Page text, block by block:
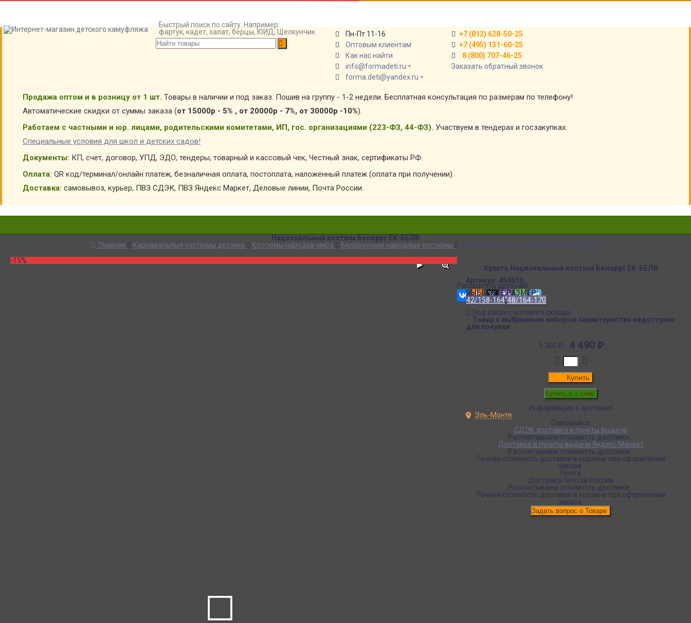
Быстрый поиск по сайту. Например:
фартук, кадет, халат, берцы, ЮИД, Щелкунчик
Пн-Пт 11-16
Оптовым клиентам
Как нас найти
info@formadeti.ru
forma.deti@yandex.ru
+7 (812) 628-50-25
+7 (495) 131-60-25
8 (800) 707-46-25
Заказать обратный звонок
Продажа оптом и в розницу от 1 шт. Товары в наличии и под заказ. Пошив на группу - 1-2 недели. Бесплатная консультация по размерам по телефону!
Автоматические скидки от суммы заказа (от 15000р - 5% , от 20000р - 7%, от 30000р -10%).
Работаем с частными и юр. лицами, родительскими комитетами, ИП, гос. организациями (223-ФЗ, 44-ФЗ). Участвуем в тендерах и госзакупках.
Специальные условия для школ и детских садов!
Документы: КП, счет, договор, УПД, ЭДО, тендеры, товарный и кассовый чек, Честный знак, сертификаты РФ.
Оплата: QR код/терминал/онлайн платеж, безналичная оплата, постоплата, наложенный платеж (оплата при получении).
Доставка: самовывоз, курьер, ПВЗ СДЭК, ПВЗ Яндекс Маркет, Деловые линии, Почта России.
Национальный костюм Белорус ЕК-БЕЛВ
Главная
Карнавальные костюмы детские Костюмы народов мира Белорусские народные костюмы
Национальный костюм Белорус ЕК-БЕЛВ
-15%
Купить Национальный костюм Белорус ЕК-БЕЛВ
Артикул: 454613,
ВЫБЕРИТЕ РАЗМЕР:
42/158-164 48/164-170
Под заказ с оптового склада
Товар с выбранным набором характеристик недоступен
для покупки
5 300 ₽ 4 490 ₽
Купить
Информация о доставке
Эль-Монте
Самовывоз
СДЭК доставка в пункты выдачи
Рассчитываем стоимость доставки...
Доставка в пункты выдачи Яндекс Маркет
Рассчитываем стоимость доставки...
Точная стоимость доставки в корзине при оформлении
заказа.
Почта
Доставка Почтой России
Рассчитываем стоимость доставки...
Точная стоимость доставки в корзине при оформлении
заказа.
Рассказать друзьям!